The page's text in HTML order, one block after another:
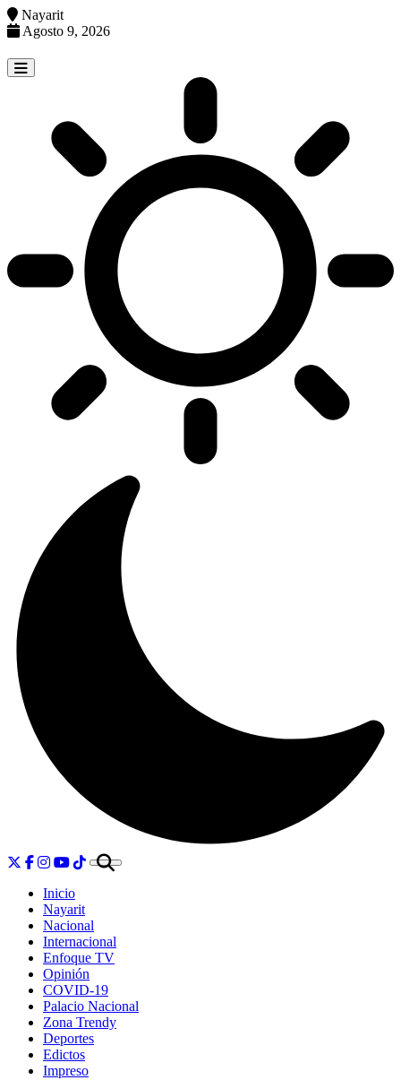
Nayarit
Agosto 9, 2026
to
content
Inicio
Nayarit
Nacional
Internacional
Enfoque TV
Opinión
COVID-19
Palacio Nacional
Zona Trendy
Deportes
Edictos
Impreso